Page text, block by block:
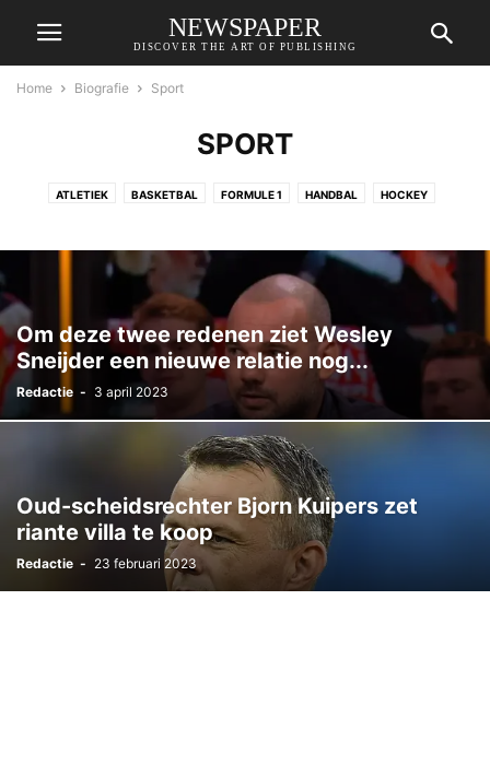
NEWSPAPER
DISCOVER THE ART OF PUBLISHING
Home Biografie Sport
SPORT
ATLETIEK BASKETBAL FORMULE 1 HANDBAL HOCKEY
Om deze twee redenen ziet Wesley
Sneijder een nieuwe relatie nog...
Redactie - 3 april 2023
Oud-scheidsrechter Bjorn Kuipers zet
riante villa te koop
Redactie - 23 februari 2023